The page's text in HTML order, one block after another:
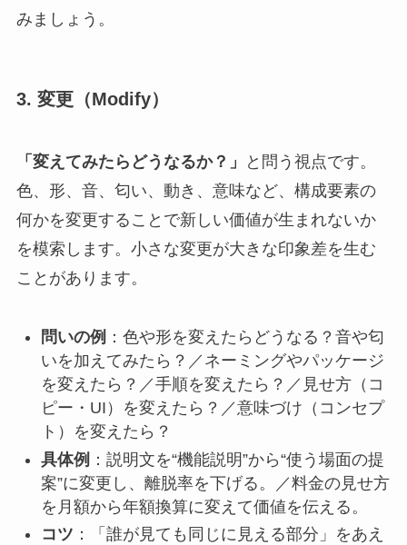
みましょう。
3. 変更（Modify）
「変えてみたらどうなるか？」
と問う視点です。
色、形、音、匂い、動き、意味など、構成要素の
何かを変更することで新しい価値が生まれないか
を模索します。小さな変更が大きな印象差を生む
ことがあります。
問いの例 ：色や形を変えたらどうなる？音や匂
いを加えてみたら？／ネーミングやパッケージ
を変えたら？／手順を変えたら？／見せ方（コ
ピー・UI）を変えたら？／意味づけ（コンセプ
ト）を変えたら？
具体例 ：説明文を“機能説明”から“使う場面の提
案”に変更し、離脱率を下げる。／料金の見せ方
を月額から年額換算に変えて価値を伝える。
コツ ：「誰が見ても同じに見える部分」をあえ